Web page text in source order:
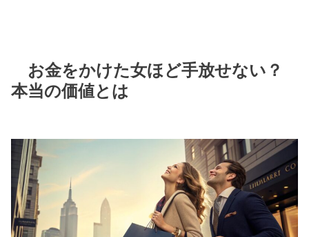
お金をかけた女ほど手放せない？
本当の価値とは